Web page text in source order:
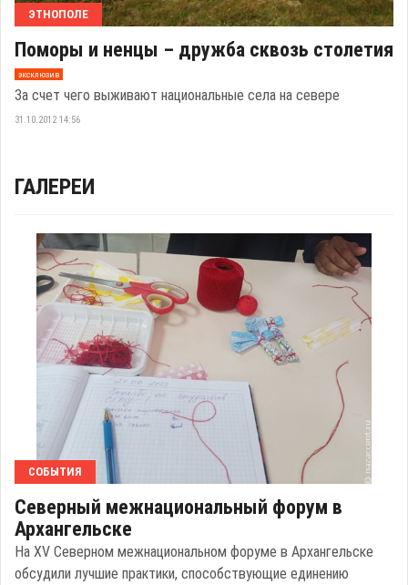
ЭТНОПОЛЕ
Поморы и ненцы – дружба сквозь столетия
эксклюзив
За счет чего выживают национальные села на севере
31.10.2012 14:56
ГАЛЕРЕИ
СОБЫТИЯ
Северный межнациональный форум в
Архангельске
На XV Северном межнациональном форуме в Архангельске
обсудили лучшие практики, способствующие единению